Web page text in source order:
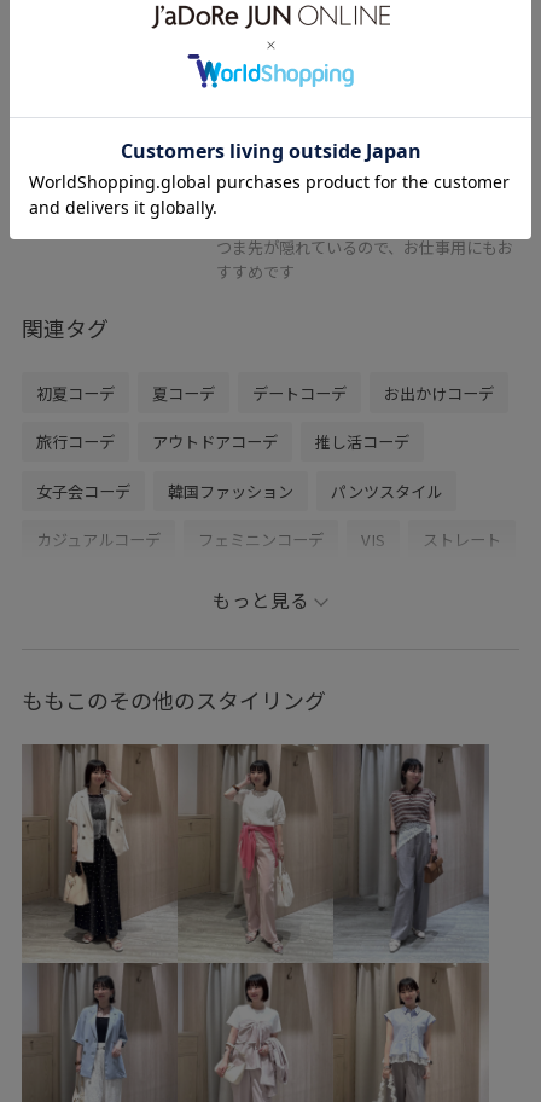
40%OFF
VIS
グルカフラットシューズ
キナリ / M
レビュー
Sだとつま先の幅がかなりキツかったの
で、ワンサイズ上げてMを着用。中敷を入
つま先が隠れているので、お仕事用にもお
すすめです
関連タグ
初夏コーデ 夏コーデ デートコーデ お出かけコーデ
旅行コーデ アウトドアコーデ 推し活コーデ
女子会コーデ 韓国ファッション パンツスタイル
カジュアルコーデ フェミニンコーデ VIS ストレート
トップス
財布/小物 バンダナ/スカーフ BVA16010
0318PRESS対象商品 26officecasual 26SSceremony
2WAYで使える BVX44070_BVX36070 Ssize_akisuda
Tシャツ VIS_2026SS_POLO VIS_2026SS_POLO2
VIS_26SS vis_26ssbag vis_26ss_summergoods
vis_26ss_summertops VIS_ceremony_2026
vis_okazakisae_june vis_okazakisae_may
vis_pickuppants VIS_smallsize WEB限定
もっと見る
ももこのその他のスタイリング